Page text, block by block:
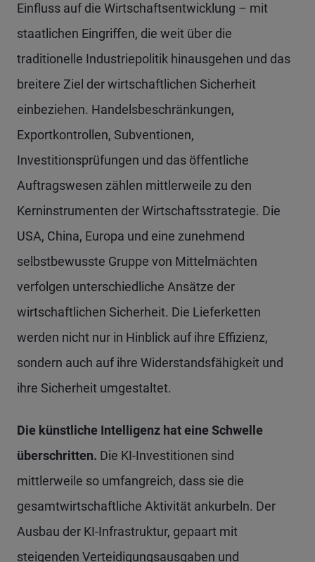
Einfluss auf die Wirtschaftsentwicklung – mit
staatlichen Eingriffen, die weit über die
traditionelle Industriepolitik hinausgehen und das
breitere Ziel der wirtschaftlichen Sicherheit
einbeziehen. Handelsbeschränkungen,
Exportkontrollen, Subventionen,
Investitionsprüfungen und das öffentliche
Auftragswesen zählen mittlerweile zu den
Kerninstrumenten der Wirtschaftsstrategie. Die
USA, China, Europa und eine zunehmend
selbstbewusste Gruppe von Mittelmächten
verfolgen unterschiedliche Ansätze der
wirtschaftlichen Sicherheit. Die Lieferketten
werden nicht nur in Hinblick auf ihre Effizienz,
sondern auch auf ihre Widerstandsfähigkeit und
ihre Sicherheit umgestaltet.
Die künstliche Intelligenz hat eine Schwelle
überschritten. Die KI-Investitionen sind
mittlerweile so umfangreich, dass sie die
gesamtwirtschaftliche Aktivität ankurbeln. Der
Ausbau der KI-Infrastruktur, gepaart mit
steigenden Verteidigungsausgaben und